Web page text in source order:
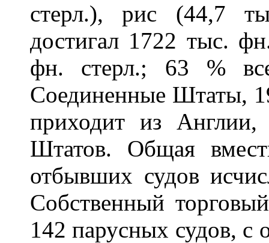
стерл.), рис (44,7
достигал 1722 тыс.
фн. стерл.; 63 %
Соединенные Штаты,
приходит из
Штатов. Общая
отбывших судов
Собственный
142 парусных судов,